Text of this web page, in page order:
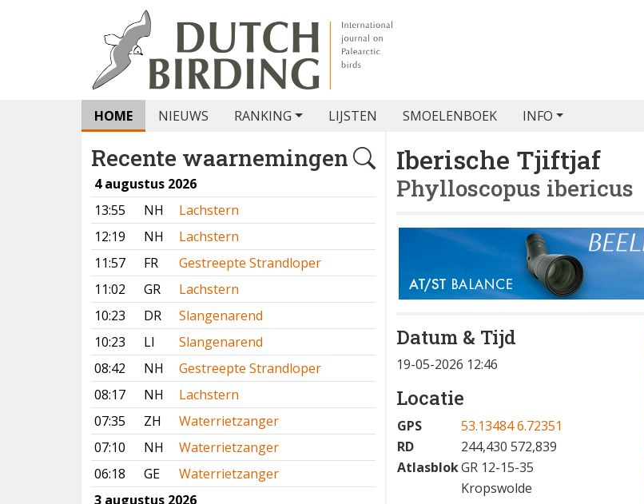
HOME NIEUWS RANKING LIJSTEN SMOELENBOEK INFO
Recente waarnemingen
4 augustus 2026
13:55
NH
Lachstern
12:19
NH
Lachstern
11:57
FR
Gestreepte Strandloper
11:02
GR
Lachstern
10:23
DR
Slangenarend
10:23
LI
Slangenarend
08:42
NH
Gestreepte Strandloper
08:17
NH
Lachstern
07:35
ZH
Waterrietzanger
07:10
NH
Waterrietzanger
06:18
GE
Waterrietzanger
3 augustus 2026
Iberische Tjiftjaf
Phylloscopus ibericus
Datum & Tijd
19-05-2026 12:46
Locatie
GPS
53.13484 6.72351
RD
244,430 572,839
AtlasblokGR 12-15-35
Kropswolde